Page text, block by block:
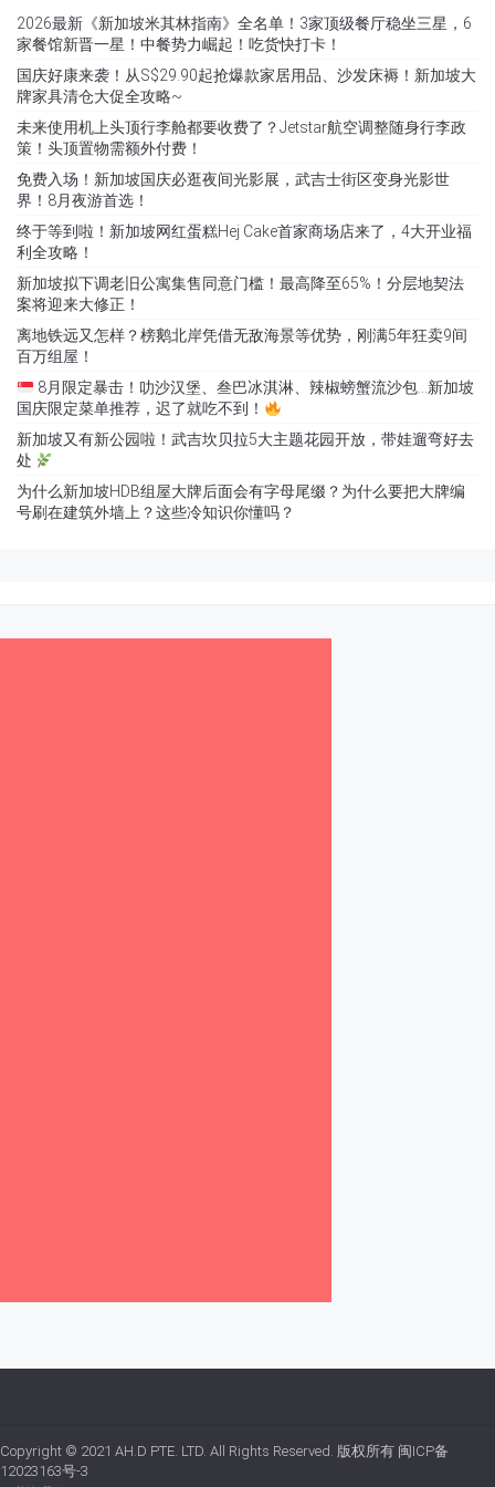
2026最新《新加坡米其林指南》全名单！3家顶级餐厅稳坐三星，6
家餐馆新晋一星！中餐势力崛起！吃货快打卡！
国庆好康来袭！从S$29.90起抢爆款家居用品、沙发床褥！新加坡大
牌家具清仓大促全攻略~
未来使用机上头顶行李舱都要收费了？Jetstar航空调整随身行李政
策！头顶置物需额外付费！
免费入场！新加坡国庆必逛夜间光影展，武吉士街区变身光影世
界！8月夜游首选！
终于等到啦！新加坡网红蛋糕Hej Cake首家商场店来了，4大开业福
利全攻略！
新加坡拟下调老旧公寓集售同意门槛！最高降至65%！分层地契法
案将迎来大修正！
离地铁远又怎样？榜鹅北岸凭借无敌海景等优势，刚满5年狂卖9间
百万组屋！
8月限定暴击！叻沙汉堡、叁巴冰淇淋、辣椒螃蟹流沙包…新加坡
国庆限定菜单推荐，迟了就吃不到！
新加坡又有新公园啦！武吉坎贝拉5大主题花园开放，带娃遛弯好去
处
为什么新加坡HDB组屋大牌后面会有字母尾缀？为什么要把大牌编
号刷在建筑外墙上？这些冷知识你懂吗？
Copyright © 2021 AH.D PTE. LTD. All Rights Reserved. 版权所有 闽ICP备
12023163号-3